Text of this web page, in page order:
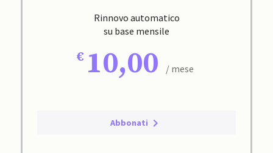
Rinnovo automatico
su base mensile
10,00 / mese
Abbonati